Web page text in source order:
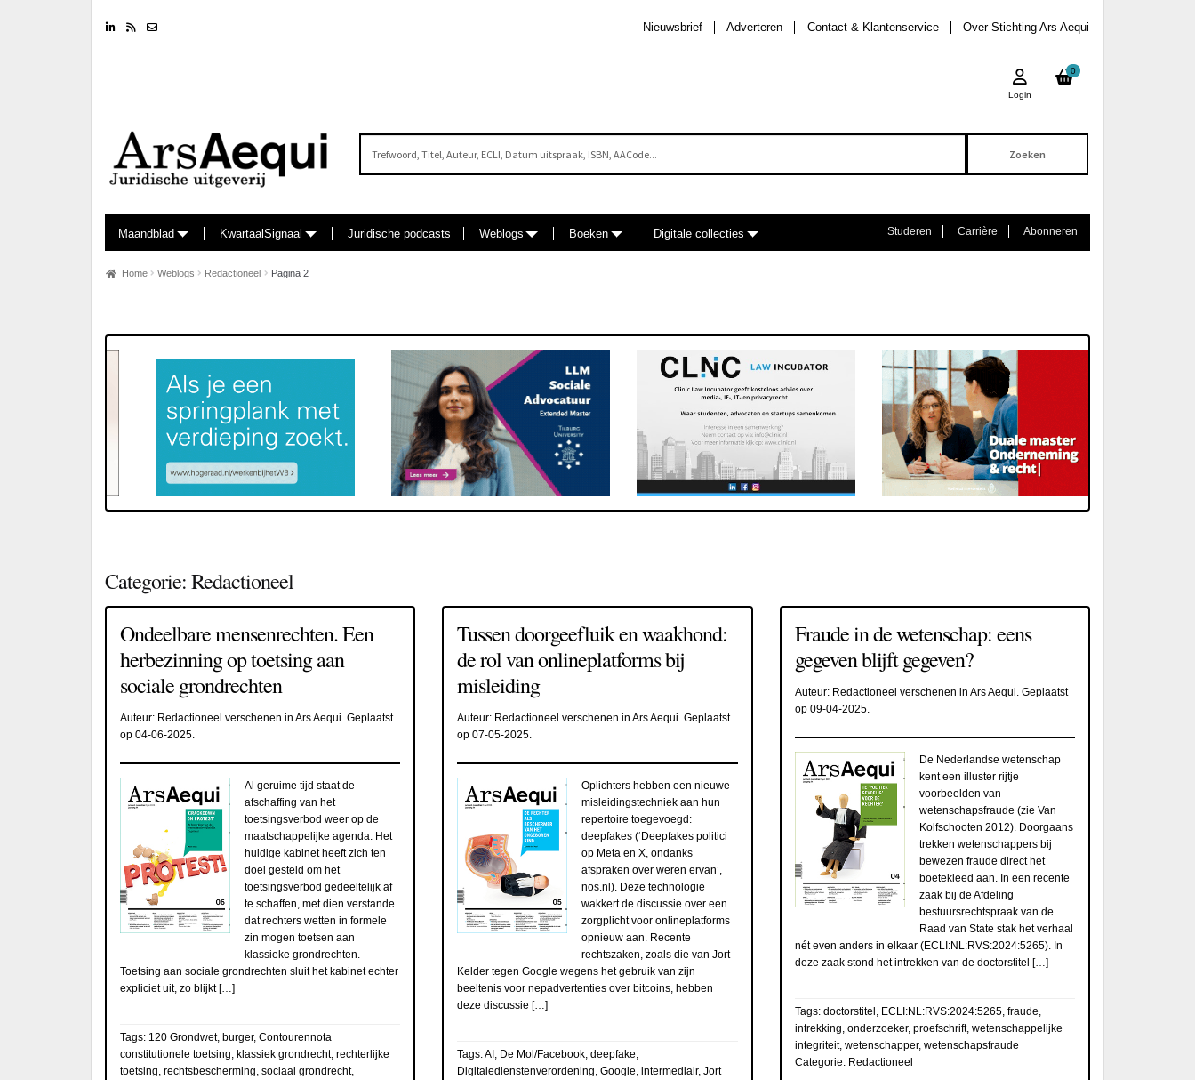
LinkedinRSS feed Over Stichting Ars Aequi
Contact & Klantenservice
Adverteren
Nieuwsbrief
0
Login
Maandblad KwartaalSignaal Juridische podcasts Weblogs Boeken Digitale collecties Studeren Carrière Abonneren
Home Weblogs Redactioneel Pagina 2
Categorie:Redactioneel
Ondeelbare mensenrechten. Een
herbezinning op toetsing aan
sociale grondrechten
Auteur: Redactioneel verschenen in Ars Aequi. Geplaatst
op 04-06-2025.
Al geruime tijd staat de
afschaffing van het
toetsingsverbod weer op de
maatschappelijke agenda. Het
huidige kabinet heeft zich ten
doel gesteld om het
toetsingsverbod gedeeltelijk af
te schaffen, met dien verstande
dat rechters wetten in formele
zin mogen toetsen aan
klassieke grondrechten.
Toetsing aan sociale grondrechten sluit het kabinet echter
expliciet uit, zo blijkt […]
Tags: 120 Grondwet, burger, Contourennota
constitutionele toetsing, klassiek grondrecht, rechterlijke
toetsing, rechtsbescherming, sociaal grondrecht,
Tussen doorgeefluik en waakhond:
de rol van onlineplatforms bij
misleiding
Auteur: Redactioneel verschenen in Ars Aequi. Geplaatst
op07-05-2025.
Oplichters hebben een nieuwe
misleidingstechniek aan hun
repertoire toegevoegd:
deepfakes (‘Deepfakes politici
op Meta en X, ondanks
afspraken over weren ervan’,
nos.nl). Deze technologie
wakkert de discussie over een
zorgplicht voor onlineplatforms
opnieuw aan. Recente
rechtszaken, zoals die van Jort
Kelder tegen Google wegens het gebruik van zijn
beeltenis voor nepadvertenties over bitcoins, hebben
deze discussie […]
Tags:AI , De Mol/Facebook,deepfake,
Digitaledienstenverordening,Google,intermediair,Jort
Fraude in de wetenschap: eens
gegeven blijft gegeven?
Auteur: Redactioneel verschenen in Ars Aequi. Geplaatst
op 09-04-2025.
De Nederlandse wetenschap
kent een illuster rijtje
voorbeelden van
wetenschapsfraude (zie Van
Kolfschooten 2012). Doorgaans
trekken wetenschappers bij
bewezen fraude direct het
boetekleed aan. In een recente
zaak bij de Afdeling
bestuursrechtspraak van de
Raad van State stak het verhaal
nét even anders in elkaar (ECLI:NL:RVS:2024:5265). In
deze zaak stond het intrekken van de doctorstitel […]
Tags: doctorstitel , ECLI:NL:RVS:2024:5265, fraude,
intrekking, onderzoeker, proefschrift, wetenschappelijke
integriteit, wetenschapper, wetenschapsfraude
Categorie: Redactioneel